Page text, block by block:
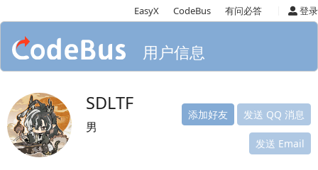
EasyX CodeBus 有问必答 登录
用户信息
SDLTF
男
添加好友 发送 QQ 消息
发送 Email